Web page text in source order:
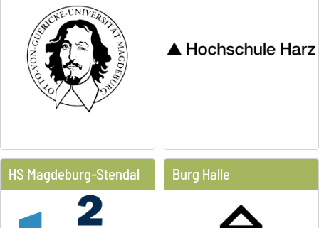
HS Magdeburg-Stendal Burg Halle